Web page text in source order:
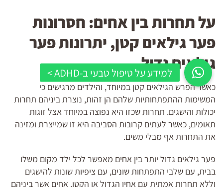
על תחרות בין אחים: חסרונות
פער גילאים קטן, יתרונות פער
גילאים גדול
כאשר הפרש הגילאים קטן במיוחד, והילדים מרגישים כי
המשימות ההתפתחותיות שלהם הן זהות, נוצרת ביניהם תחרות
יכולות והישגים. תחרות שכזו היא נפוצה במיוחד אצל זוגות
תאומים, כאשר לעתים קרובות הסביבה היא זו שמייצרת ומזינה
את התחרות אף מבלי משים.
פער גילאים גדול יותר בין אחים מאפשר לכל ילד מקום משלו
בבית, עם שלבי התפתחות שונים, עם ציפיות שונות להישגים
וללא תחרות אמתית עם אחיו הגדול או הקטן. אחים אשר ביניהם